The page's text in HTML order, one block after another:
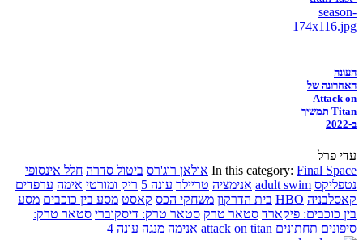
העונה
האחרונה של
Attack on
Titan תמשיך
ב-2022
עדי פרל
In this category: Final Space אולאן רוג'רס ביטול סדרה חלל אינסופי
נטפליקס adult swim אנימציה טריילר עונה 5 ריק ומורטי אימה ערפדים
קאסלבניה HBO בית הדרקון משחקי הכס קאסט מסע בין כוכבים מסע
בין כוכבים: פיקארד סטאר טרק סטאר טרק: דיסקוברי סטאר טרק:
סיפונים תחתונים attack on titan אנימה מנגה עונה 4